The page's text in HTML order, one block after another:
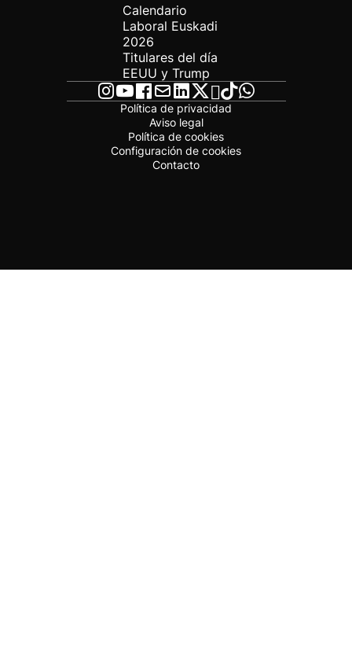
Calendario
Laboral Euskadi
2026
Titulares del día
EEUU y Trump
Política de privacidad
Aviso legal
Política de cookies
Configuración de cookies
Contacto